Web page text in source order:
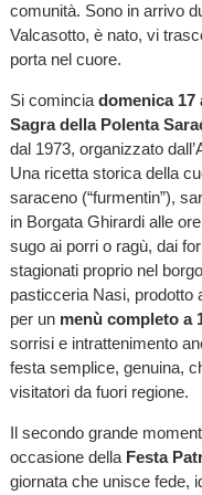
comunità. Sono in arrivo
Valcasotto, è nato, vi
porta nel cuore.
Si cominciadomenica 17
Sagra della Polenta
dal 1973, organizzato
Una ricetta storica della
saraceno (“furmentin”),
in Borgata Ghirardi alle
sugo ai porri o ragù, dai
stagionati proprio nel
pasticceria Nasi, prodotto
per un menù completo a
sorrisi e intrattenimento
festa semplice, genuina,
visitatori da fuori regione.
Il secondo grande
occasione della Festa
giornata che unisce fede,